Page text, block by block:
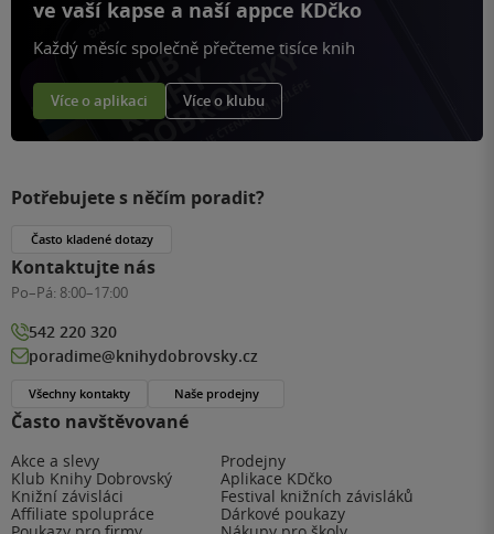
ve vaší kapse a naší appce KDčko
Každý měsíc společně přečteme tisíce knih
Více o aplikaci Více o klubu
Často navštěvované
Akce a slevy
Prodejny
Klub Knihy Dobrovský
Aplikace KDčko
Knižní závisláci
Festival knižních závisláků
Affiliate spolupráce
Dárkové poukazy
Potřebujete s něčím poradit?
Často kladené dotazy
Kontaktujte nás
Po–Pá: 8:00–17:00
542 220 320
poradime@knihydobrovsky.cz
Všechny kontakty Naše prodejny